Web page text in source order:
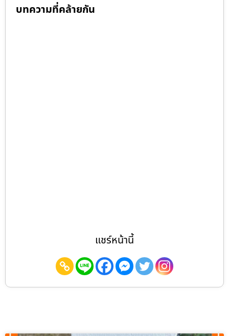
บทความที่คล้ายกัน
แชร์หน้านี้